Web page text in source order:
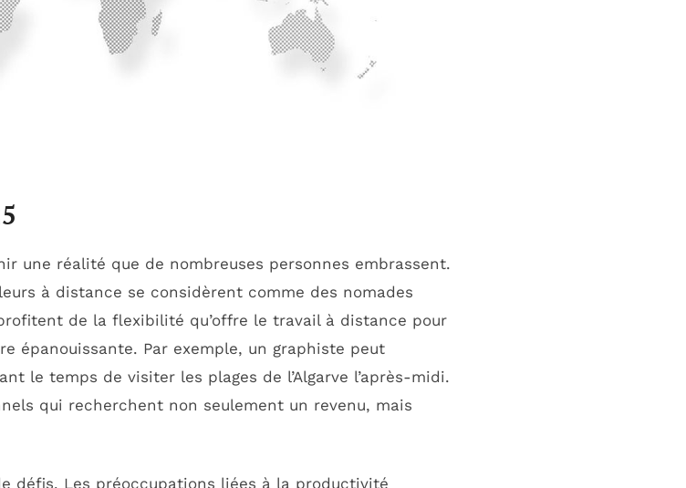
une réalité que de nombreuses personnes embrassent.
à distance se considèrent comme des nomades
de la flexibilité qu’offre le travail à distance pour
épanouissante. Par exemple, un graphiste peut
le temps de visiter les plages de l’Algarve l’après-midi.
qui recherchent non seulement un revenu, mais
défis. Les préoccupations liées à la productivité